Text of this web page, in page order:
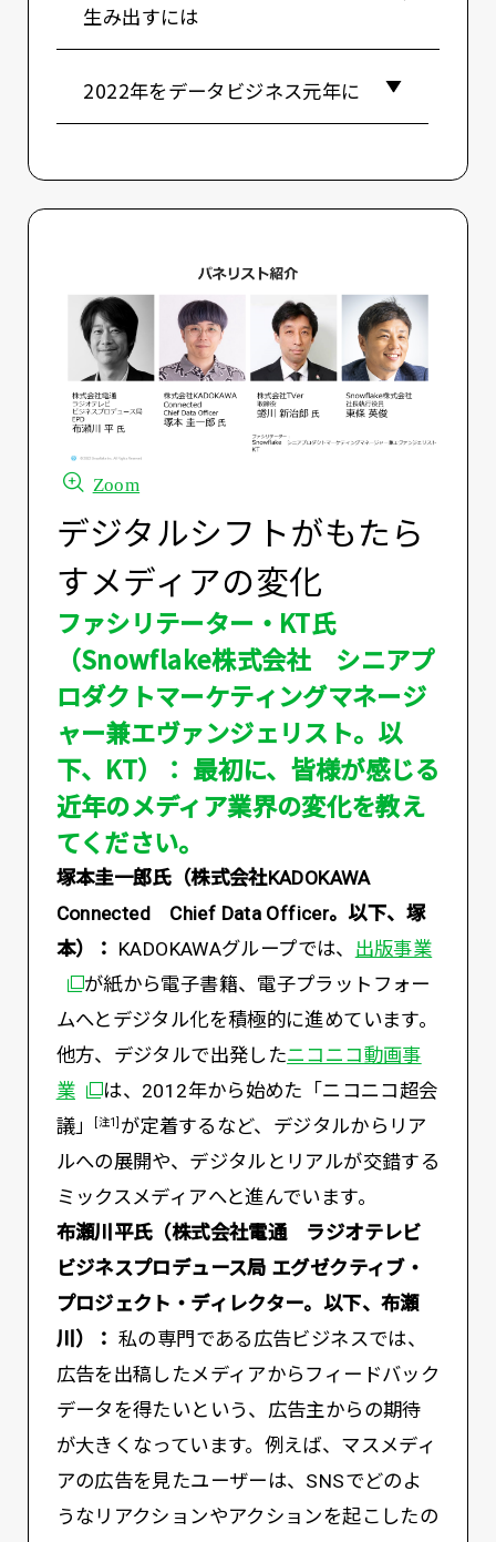
生み出すには
2022年をデータビジネス元年に
Zoom
デジタルシフトがもたら
すメディアの変化
ファシリテーター・KT氏
（Snowflake株式会社 シニアプ
ロダクトマーケティングマネージ
ャー兼エヴァンジェリスト。以
下、KT）： 最初に、皆様が感じる
近年のメディア業界の変化を教え
てください。
塚本圭一郎氏（株式会社KADOKAWA
Connected Chief Data Officer。以下、塚
本）： KADOKAWAグループでは、 出版事業別ウィ
が紙から電子書籍、電子プラットフォー
ムへとデジタル化を積極的に進めています。
他方、デジタルで出発したニコニコ動画事
業別ウィンドウで開く
は、2012年から始めた「ニコニコ超会
議」
[注1] が定着するなど、デジタルからリア
ルへの展開や、デジタルとリアルが交錯する
ミックスメディアへと進んでいます。
布瀬川平氏（株式会社電通 ラジオテレビ
ビジネスプロデュース局 エグゼクティブ・
プロジェクト・ディレクター。以下、布瀬
川）： 私の専門である広告ビジネスでは、
広告を出稿したメディアからフィードバック
データを得たいという、広告主からの期待
が大きくなっています。例えば、マスメディ
アの広告を見たユーザーは、SNSでどのよ
うなリアクションやアクションを起こしたの